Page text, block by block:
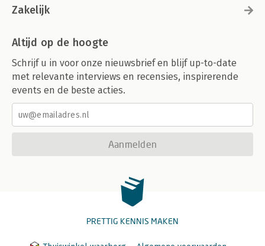
Zakelijk
Altijd op de hoogte
Schrijf u in voor onze nieuwsbrief en blijf up-to-date
met relevante interviews en recensies, inspirerende
events en de beste acties.
Aanmelden
PRETTIG KENNIS MAKEN